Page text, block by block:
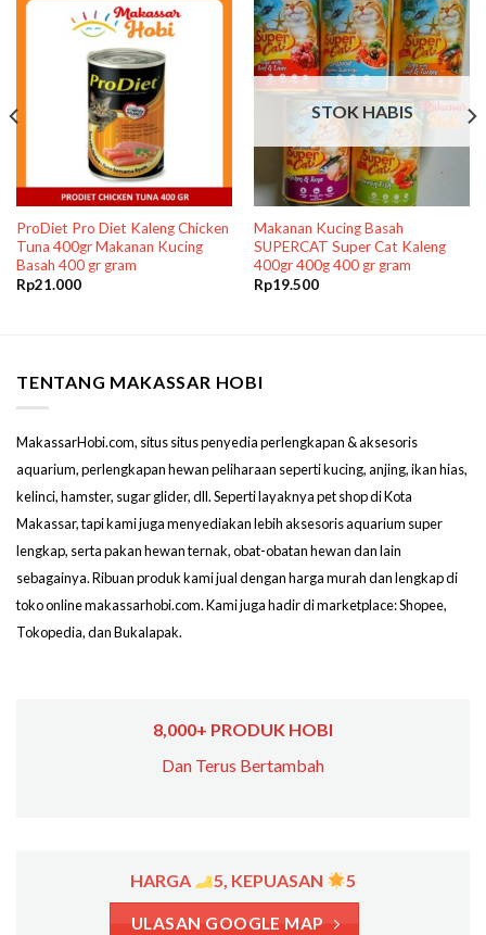
ProDiet Pro Diet Kaleng Chicken
Tuna 400gr Makanan Kucing
Basah 400 gr gram
Rp21.000
STOK HABIS
Makanan Kucing Basah
SUPERCAT Super Cat Kaleng
400gr 400g 400 gr gram
Rp19.500
TENTANG MAKASSAR HOBI
MakassarHobi.com, situs situs penyedia perlengkapan & aksesoris
aquarium, perlengkapan hewan peliharaan seperti kucing, anjing, ikan hias,
kelinci, hamster, sugar glider, dll. Seperti layaknya pet shop di Kota
Makassar, tapi kami juga menyediakan lebih aksesoris aquarium super
lengkap, serta pakan hewan ternak, obat-obatan hewan dan lain
sebagainya. Ribuan produk kami jual dengan harga murah dan lengkap di
toko online makassarhobi.com. Kami juga hadir di marketplace: Shopee,
Tokopedia, dan Bukalapak.
8,000+ PRODUK HOBI
Dan Terus Bertambah
HARGA 5, KEPUASAN 5
ULASAN GOOGLE MAP